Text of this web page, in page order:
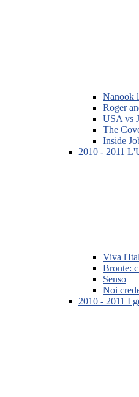
Nanook
Roger
USA vs
The
Inside
2010 - 2011
Viva
Bronte:
Senso
Noi
2010 - 2011 I